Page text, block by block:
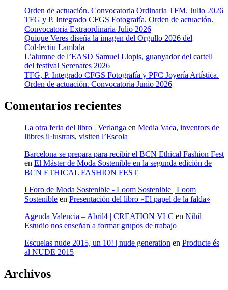
Orden de actuación. Convocatoria Ordinaria TFM. Julio 2026
TFG y P. Integrado CFGS Fotografía. Orden de actuación.
Convocatoria Extraordinaria Julio 2026
Quique Veres diseña la imagen del Orgullo 2026 del
Col·lectiu Lambda
L’alumne de l’EASD Samuel Llopis, guanyador del cartell
del festival Serenates 2026
TFG, P. Integrado CFGS Fotografía y PFC Joyería Artística.
Orden de actuación. Convocatoria Junio 2026
Comentarios recientes
La otra feria del libro | Verlanga en Media Vaca, inventors de
llibres il·lustrats, visiten l’Escola
Barcelona se prepara para recibir el BCN Ethical Fashion Fest
en El Máster de Moda Sostenible en la segunda edición de
BCN ETHICAL FASHION FEST
I Foro de Moda Sostenible - Loom Sostenible | Loom
Sostenible en Presentación del libro «El papel de la falda»
Agenda Valencia – Abril4 | CREATION VLC en Nihil
Estudio nos enseñan a formar grupos de trabajo
Escuelas nude 2015, un 10! | nude generation en Producte és
al NUDE 2015
Archivos